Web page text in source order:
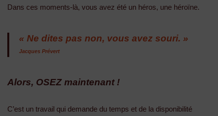
Dans ces moments-là, vous avez été un héros, une héroïne.
« Ne dites pas non, vous avez souri. »
Jacques Prévert
Alors, OSEZ maintenant !
C’est un travail qui demande du temps et de la disponibilité